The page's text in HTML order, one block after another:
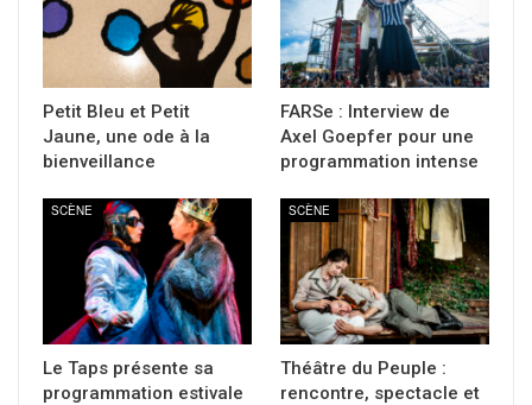
Petit Bleu et Petit
Jaune, une ode à la
bienveillance
FARSe : Interview de
Axel Goepfer pour une
programmation intense
SCÈNE
Le Taps présente sa
programmation estivale
SCÈNE
Théâtre du Peuple :
rencontre, spectacle et